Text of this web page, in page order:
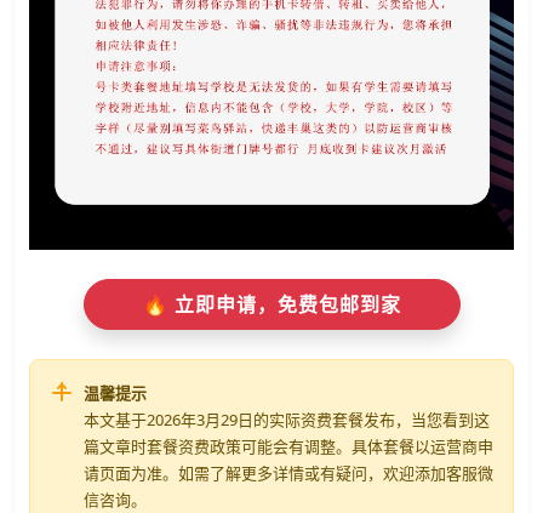
🔥 立即申请，免费包邮到家
温馨提示
本文基于2026年3月29日的实际资费套餐发布，当您看到这
篇文章时套餐资费政策可能会有调整。具体套餐以运营商申
请页面为准。如需了解更多详情或有疑问，欢迎添加客服微
信咨询。